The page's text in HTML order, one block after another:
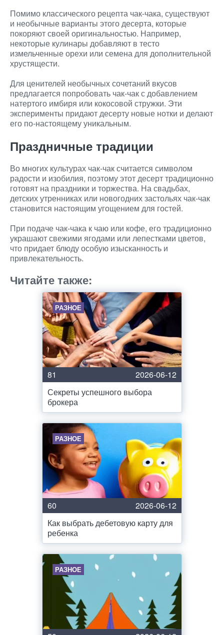
Помимо классического рецепта чак-чака, существуют
и необычные варианты этого десерта, которые
покоряют своей оригинальностью. Например,
некоторые кулинары добавляют в тесто
измельченные орехи или семена для дополнительной
хрустящести.
Для ценителей необычных сочетаний вкусов
предлагается попробовать чак-чак с добавлением
натертого имбиря или кокосовой стружки. Эти
эксперименты придают десерту новые нотки и делают
его по-настоящему уникальным.
Праздничные традиции
Во многих культурах чак-чак считается символом
радости и изобилия, поэтому этот десерт традиционно
готовят на праздники и торжества. На свадьбах,
детских утренниках или новогодних застольях чак-чак
становится настоящим угощением для гостей.
При подаче чак-чака к чаю или кофе, его традиционно
украшают свежими ягодами или лепестками цветов,
что придает блюду особую изысканность и
привлекательность.
Читайте также:
РАЗНОЕ
81
2026-06-12
Секреты успешного выбора
брокера
РАЗНОЕ
60
2026-06-12
Как выбрать дебетовую карту для
ребенка
РАЗНОЕ